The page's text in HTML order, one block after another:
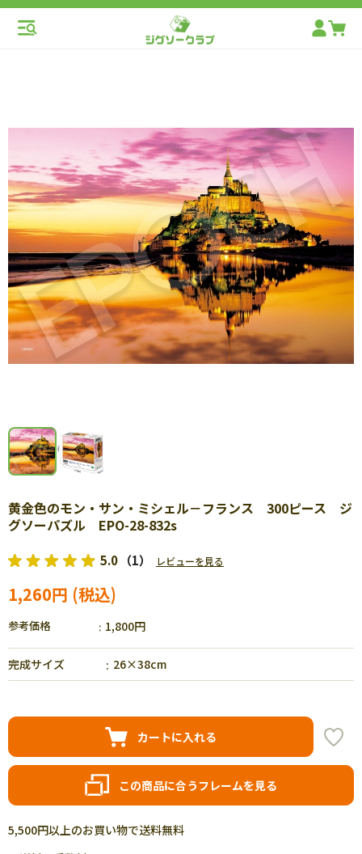
黄金色のモン・サン・ミシェル－フランス 300ピース ジ
グソーパズル EPO-28-832s
5.0 （1） レビューを見る
1,260円
参考価格 1,800円
完成サイズ 26×38cm
カートに入れる
この商品に合うフレームを見る
5,500円以上のお買い物で送料無料